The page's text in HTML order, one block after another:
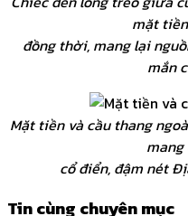
mặt
đồng thời, mang lại
mắn
Mặt tiền và cầu thang
mang
cổ điển, đậm nét
Tin cùng chuyên mục